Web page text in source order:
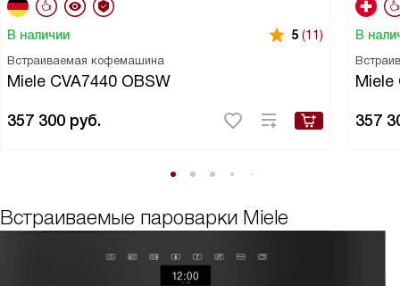
В наличии 5 (11)
Встраиваемая кофемашина
Miele CVA7440 OBSW
357 300 руб.
В
Miele
357
Встраиваемые пароварки Miele